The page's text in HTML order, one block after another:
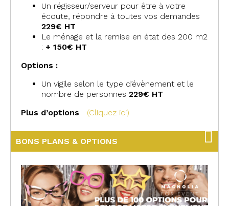
Un régisseur/serveur pour être à votre
écoute, répondre à toutes vos demandes
229€ HT
Le ménage et la remise en état des 200 m2
: + 150€ HT
Options :
Un vigile selon le type d’évènement et le
nombre de personnes 229€ HT
Plus d’options
(Cliquez ici)
BONS PLANS & OPTIONS